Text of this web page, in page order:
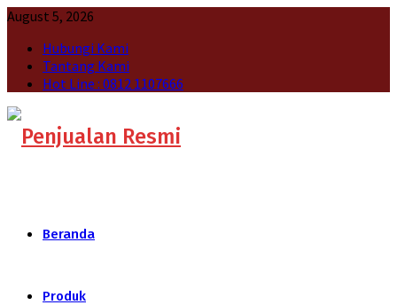
August 5, 2026
Hubungi Kami
Tantang Kami
Hot Line : 0812 1107666
Beranda
Produk